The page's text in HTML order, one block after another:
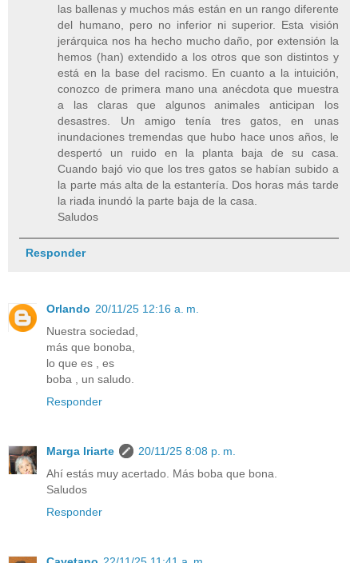
las ballenas y muchos más están en un rango diferente
del humano, pero no inferior ni superior. Esta visión
jerárquica nos ha hecho mucho daño, por extensión la
hemos (han) extendido a los otros que son distintos y
está en la base del racismo. En cuanto a la intuición,
conozco de primera mano una anécdota que muestra
a las claras que algunos animales anticipan los
desastres. Un amigo tenía tres gatos, en unas
inundaciones tremendas que hubo hace unos años, le
despertó un ruido en la planta baja de su casa.
Cuando bajó vio que los tres gatos se habían subido a
la parte más alta de la estantería. Dos horas más tarde
la riada inundó la parte baja de la casa.
Saludos
Responder
Orlando 20/11/25 12:16 a. m.
Nuestra sociedad,
más que bonoba,
lo que es , es
boba , un saludo.
Responder
Marga Iriarte
20/11/25 8:08 p. m.
Ahí estás muy acertado. Más boba que bona.
Saludos
Responder